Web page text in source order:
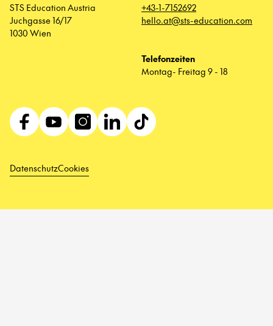
STS Education Austria
Juchgasse 16/17
1030 Wien
+43-1-7152692
hello.at@sts-education.com
Telefonzeiten
Montag- Freitag 9 - 18
DatenschutzCookies